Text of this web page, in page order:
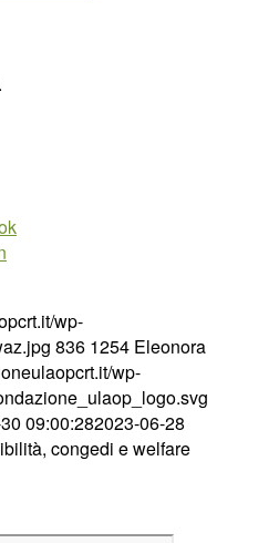
wp-
836 1254 Eleonora
wp-
09:00:282023-06-28
congedi e welfare